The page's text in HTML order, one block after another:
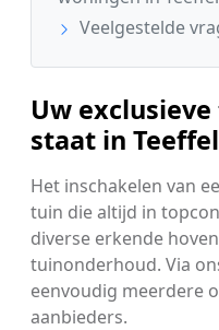
Veelgestelde
Uw
staat in
Het inschakelen van
tuin die altijd in
diverse erkende
tuinonderhoud. Via
eenvoudig meerdere
aanbieders.